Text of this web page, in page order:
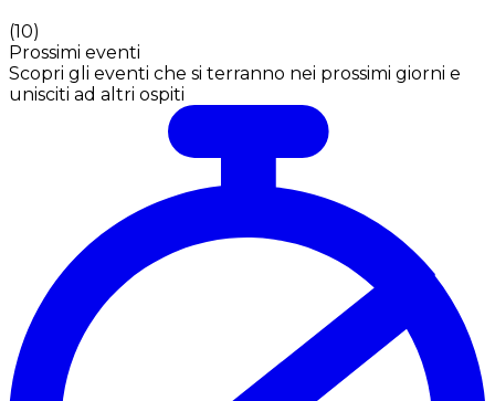
(10)
Prossimi eventi
Scopri gli eventi che si terranno nei prossimi giorni e
unisciti ad altri ospiti